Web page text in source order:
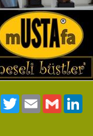
FacebookTwitter Email Gmail